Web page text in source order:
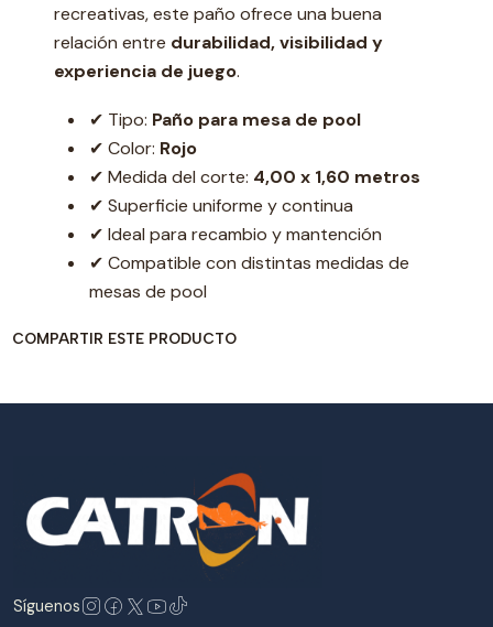
recreativas, este paño ofrece una buena
relación entre durabilidad, visibilidad y
experiencia de juego.
✔ Tipo: Paño para mesa de pool
✔ Color: Rojo
✔ Medida del corte: 4,00 x 1,60 metros
✔ Superficie uniforme y continua
✔ Ideal para recambio y mantención
✔ Compatible con distintas medidas de
mesas de pool
COMPARTIR ESTE PRODUCTO
Síguenos